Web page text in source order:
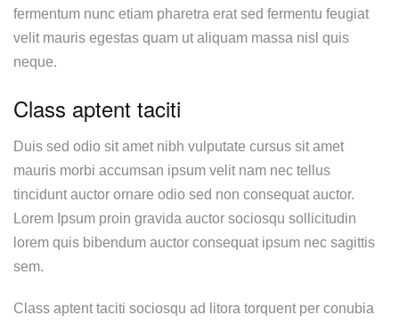
fermentum nunc etiam pharetra erat sed fermentu feugiat
velit mauris egestas quam ut aliquam massa nisl quis
neque.
Class aptent taciti
Duis sed odio sit amet nibh vulputate cursus sit amet
mauris morbi accumsan ipsum velit nam nec tellus
tincidunt auctor ornare odio sed non consequat auctor.
Lorem Ipsum proin gravida auctor sociosqu sollicitudin
lorem quis bibendum auctor consequat ipsum nec sagittis
sem.
Class aptent taciti sociosqu ad litora torquent per conubia